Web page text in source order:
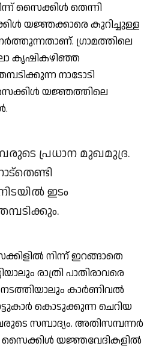
സൈക്കിള്‍ തെന്നി
യജ്ഞക്കാരെ കുറിച്ചുള്ള
ഗ്രാമത്തിലെ
കൃഷികഴിഞ്ഞ
നാടോടി
യജ്ഞത്തിലെ
പ്രധാന മുഖമുദ്ര.
ഇടം
നിന്ന് ഇറങ്ങാതെ
രാത്രി പാതിരാവരെ
കാര്‍ണിവല്‍
കൊടുക്കുന്ന ചെറിയ
സമ്പാദ്യം. അതിസമ്പന്നര്‍
യജ്ഞവേദികളില്‍